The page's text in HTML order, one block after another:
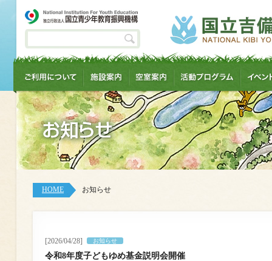
HOME お知らせ
[2026/04/28] お知らせ
令和8年度子どもゆめ基金説明会開催